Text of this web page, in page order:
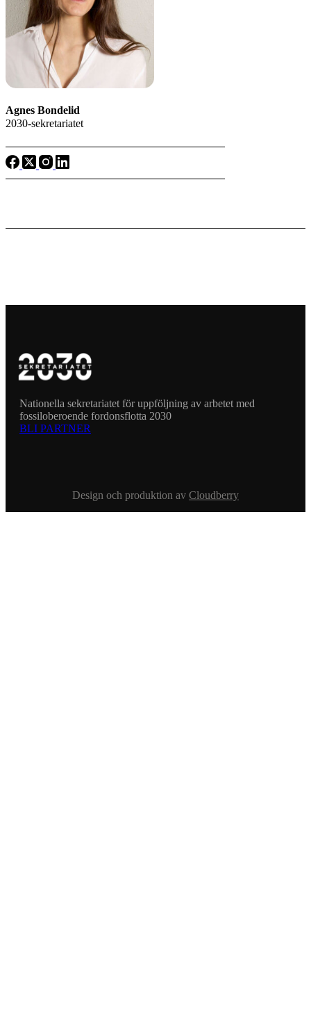
Agnes Bondelid
2030-sekretariatet
Nationella sekretariatet för uppföljning av arbetet med
fossiloberoende fordonsflotta 2030
BLI PARTNER
Design och produktion av Cloudberry